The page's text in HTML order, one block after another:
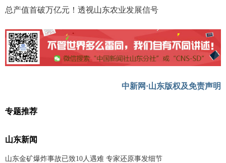
总产值首破万亿元！透视山东农业发展信号
中新网·山东版权及免责声明
专题推荐
山东新闻
山东金矿爆炸事故已致10人遇难 专家还原事发细节